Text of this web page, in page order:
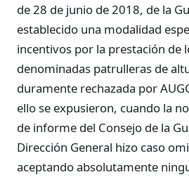
de 28 de junio de 2018, de la
establecido una modalidad
incentivos por la prestación de
denominadas patrulleras de
duramente rechazada por
ello se expusieron, cuando la
de informe del Consejo de la
Dirección General hizo caso
aceptando absolutamente